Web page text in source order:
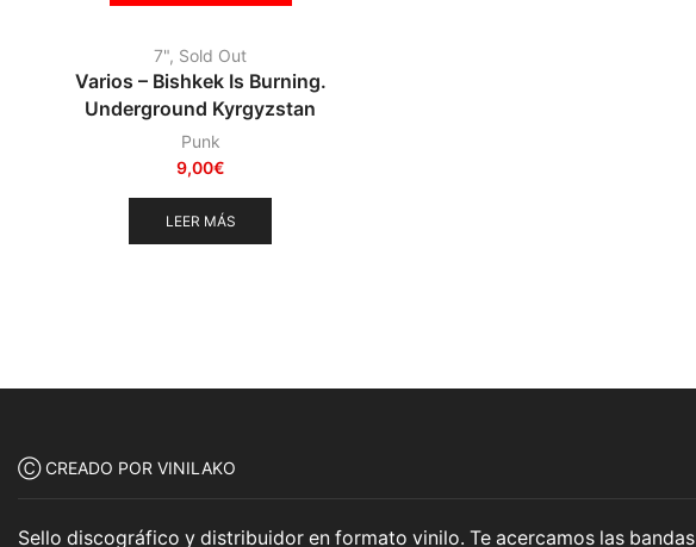
7", Sold Out
Varios – Bishkek Is Burning.
Underground Kyrgyzstan
Punk
9,00€
LEER MÁS
Ⓒ CREADO POR VINILAKO
Sello discográfico y distribuidor en formato vinilo. Te acercamos las bandas